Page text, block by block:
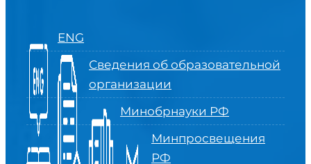
ENG
Сведения об образовательной
организации
Минобрнауки РФ
Минпросвещения
РФ